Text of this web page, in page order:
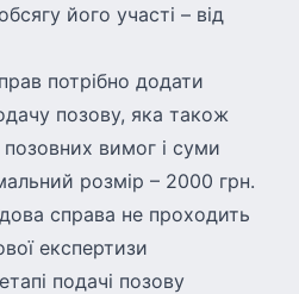
його участі – від
потрібно додати
позову, яка також
позовних вимог і суми
розмір – 2000 грн.
справа не проходить
експертизи
подачі позову